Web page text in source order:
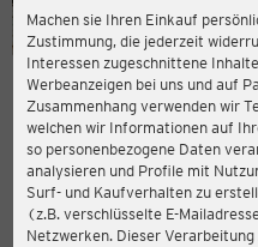
Machen sie Ihren Einkauf
Zustimmung, die jederzeit
Interessen zugeschnittene
Werbeanzeigen bei uns und auf
Zusammenhang verwenden wir
welchen wir Informationen auf
so personenbezogene Daten
analysieren und Profile mit
Surf- und Kaufverhalten zu
(z.B. verschlüsselte E-
Netzwerken. Dieser Verarbeitung
4,5